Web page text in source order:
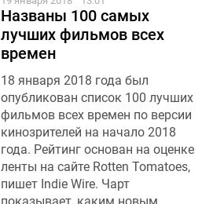
Названы 100 самых
лучших фильмов всех
времен
18 января 2018 года был
опубликован список 100 лучших
фильмов всех времен по версии
кинозрителей на начало 2018
года. Рейтинг основан на оценке
ленты на сайте Rotten Tomatoes,
пишет Indie Wire. Чарт